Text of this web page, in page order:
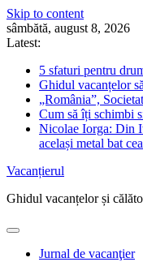
Skip to content
sâmbătă, august 8, 2026
Latest:
5 sfaturi pentru
Ghidul vacanțelor
„România”,
Cum să îți schimbi
Nicolae Iorga: Din
același metal bat
Vacanțierul
Ghidul vacanțelor și
Jurnal de vacanţier